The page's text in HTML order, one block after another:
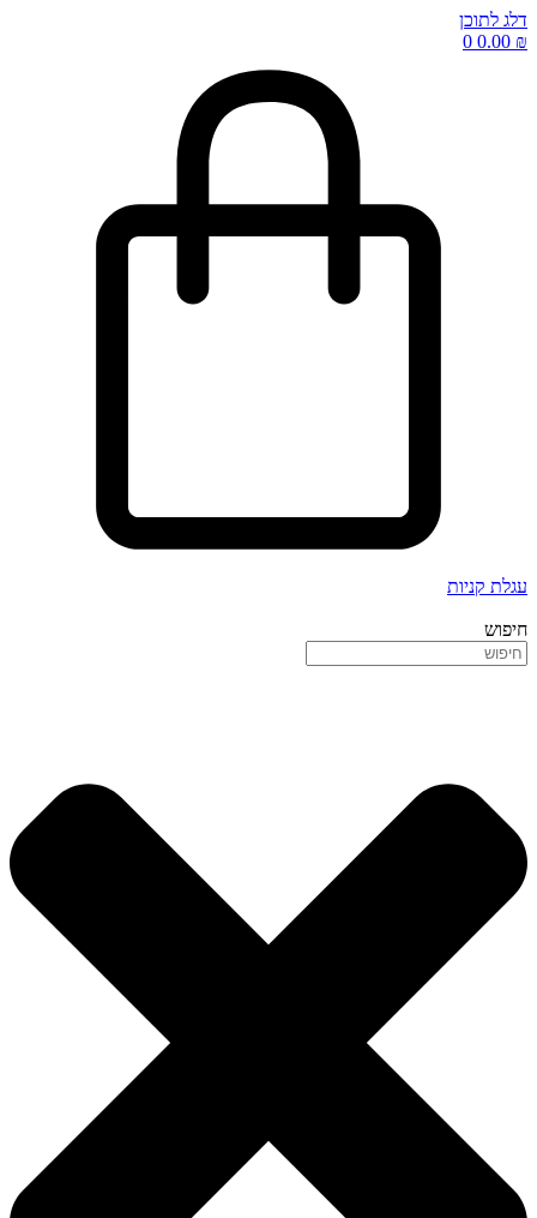
דלג לתוכן
0.00 ₪
0
עגלת קניות
חיפוש